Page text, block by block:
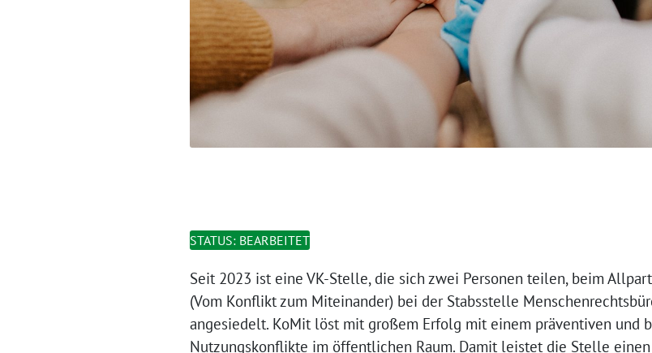
STATUS: BEARBEITET
Seit 2023 ist eine VK-Stelle, die sich zwei Personen teilen, beim
(Vom Konflikt zum Miteinander) bei der Stabsstelle
angesiedelt. KoMit löst mit großem Erfolg mit einem präventiven und
Nutzungskonflikte im öffentlichen Raum. Damit leistet die Stelle